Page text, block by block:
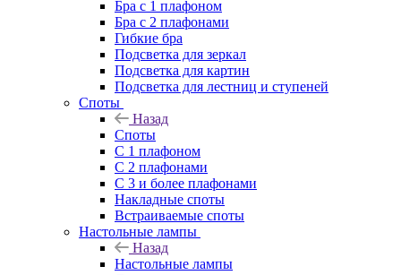
Бра с 1 плафоном
Бра с 2 плафонами
Гибкие бра
Подсветка для зеркал
Подсветка для картин
Подсветка для лестниц и ступеней
Споты
Назад
Споты
С 1 плафоном
С 2 плафонами
С 3 и более плафонами
Накладные споты
Встраиваемые споты
Настольные лампы
Назад
Настольные лампы